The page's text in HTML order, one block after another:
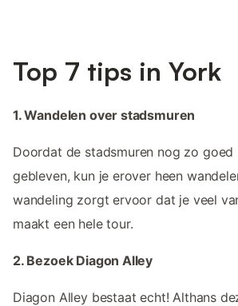
Top 7 tips in York
1. Wandelen over stadsmuren
Doordat de stadsmuren nog zo goed
gebleven, kun je erover heen
wandeling zorgt ervoor dat je veel
maakt een hele tour.
2. Bezoek Diagon Alley
Diagon Alley bestaat echt! Althans